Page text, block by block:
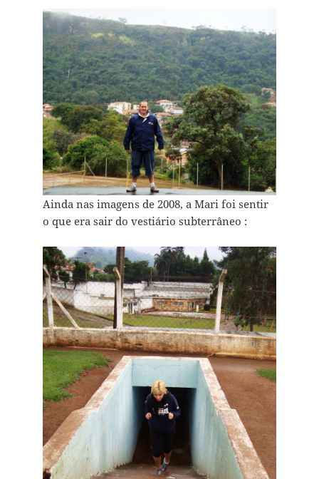
Ainda nas imagens de 2008, a Mari foi sentir
o que era sair do vestiário subterrâneo :